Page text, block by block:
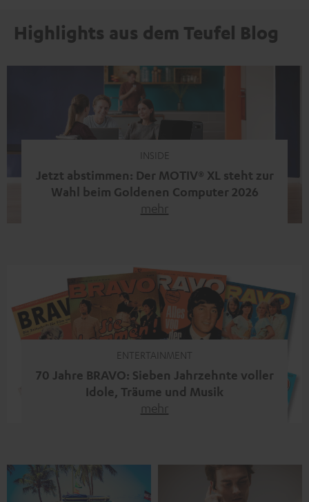
Highlights aus dem Teufel Blog
INSIDE
Jetzt abstimmen: Der MOTIV® XL steht zur
Wahl beim Goldenen Computer 2026
mehr
Streaming-System vereint hochwertige HiFi-Technik,
moderne Streaming-Funktionen und hohe Flexibilität in
einem einzigen Gerät – und zeigt, dass man für großen
Sound heute keine klassische HiFi-Anlage mehr braucht.
ENTERTAINMENT
70 Jahre BRAVO: Sieben Jahrzehnte voller
Idole, Träume und Musik
mehr
1956 begleitet das Magazin Jugendliche durch Rock und
Pop, kleine Schwärmereien und große Fragen. Zum 70.